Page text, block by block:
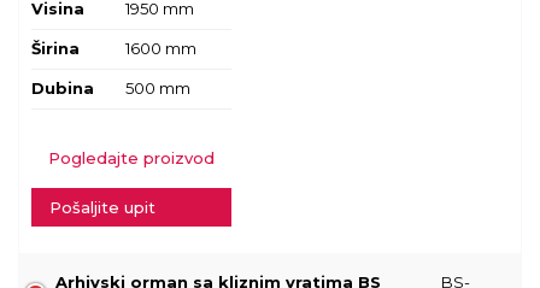
Visina 1950 mm
Širina 1600 mm
Dubina 500 mm
Pogledajte proizvod
Pošaljite upit
Arhivski orman sa kliznim vratima BS
BS-